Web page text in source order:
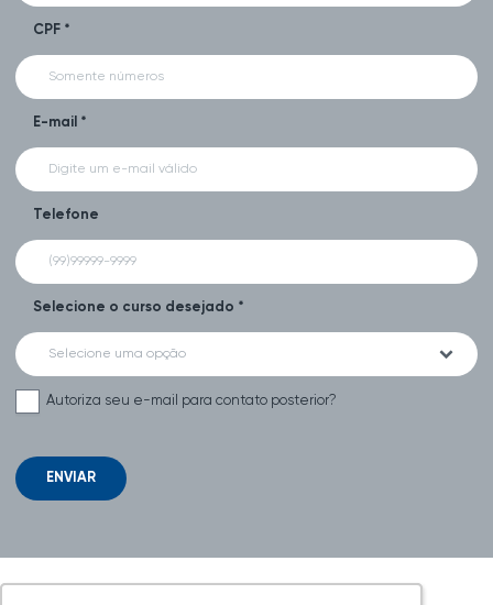
CPF *
E-mail *
Telefone
Selecione o curso desejado *
Selecione uma opção
Autoriza seu e-mail para contato posterior?
ENVIAR